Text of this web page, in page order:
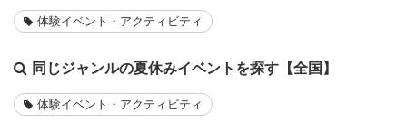
体験イベント・アクティビティ
同じジャンルの夏休みイベントを探す【全国】
体験イベント・アクティビティ